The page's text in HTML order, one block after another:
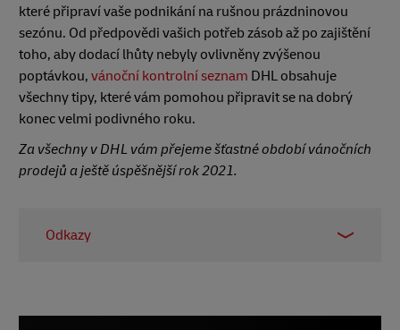
které připraví vaše podnikání na rušnou prázdninovou
sezónu. Od předpovědi vašich potřeb zásob až po zajištění
toho, aby dodací lhůty nebyly ovlivněny zvýšenou
poptávkou, vánoční kontrolní seznam DHL obsahuje
všechny tipy, které vám pomohou připravit se na dobrý
konec velmi podivného roku.
Za všechny v DHL vám přejeme šťastné období vánočních
prodejů a ještě úspěšnější rok 2021.
Odkazy